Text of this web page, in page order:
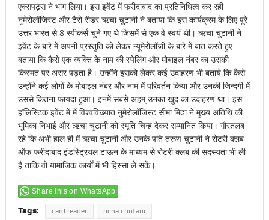
एक्सपट्र्स ने भाग लिया। इस इवेंट में फरीदाबाद का प्रतिनिधित्व कर रही
नुमेरोलॉजिस्ट और टैरो रीडर ऋचा चुटानी ने बताया कि इस कार्यक्रम के लिए पूरे
उत्तर भारत से 8 स्पीकर्स चुने गए थे जिसमें से एक वे स्वयं थी। ऋचा चुटानी ने
इवेंट के बारे में अपनी प्रस्तुति को लेकर न्यूमेरोलॉजी के बारे में बात करते हुए
बताया कि कैसे एक व्यक्ति के नाम की स्पेलिंग और मोबाइल नंबर का उसकी
किस्मत पर असर पड़ता है। उन्होंने इसको लेकर कई उदाहरण भी बताये कि कैसे
उन्होंने कई लोगों के मोबाइल नंबर और नाम में परिवर्तन किया और उनकी जिन्दगी में
उससे कितना फायदा हुआ। इनमें सबसे अहम् उनका खुद का उदाहरण था। इस
हॉलिस्टिक इवेंट में में विश्वविख्यात नुमेरोलॉजिस्ट सीमा मिढा ने मुख्य अतिथि की
भूमिका निभाई और ऋचा चुटानी को स्मृति चिन्ह देकर सम्मानित किया। गौरतलब
रहे कि अभी हाल ही में ऋचा चुटानी और उनके पति तरूण चुटानी ने रोटरी क्लब
ऑफ फरीदाबाद इंडस्ट्रियल टाऊन के माध्यम से रोटरी क्लब की सदस्यता भी ली
है ताकि वो यामाजिक कार्यों में भी हिस्सा ले सकें।
Share this on WhatsApp
Tags: card reader richa chutani